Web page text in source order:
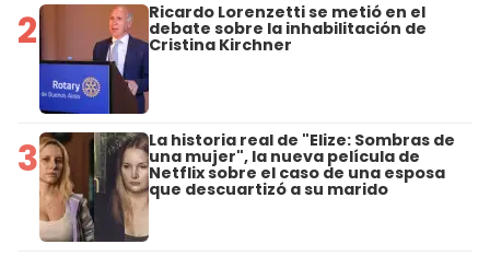
2 Ricardo Lorenzetti se metió en el
debate sobre la inhabilitación de
Cristina Kirchner
3 La historia real de "Elize: Sombras de
una mujer", la nueva película de
Netflix sobre el caso de una esposa
que descuartizó a su marido